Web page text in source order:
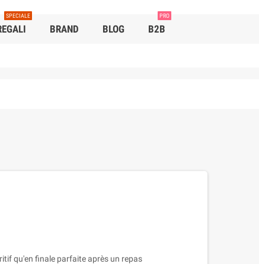
SPECIALE
BRAND BLOG B2B
PRO
qu'en finale parfaite après un repas